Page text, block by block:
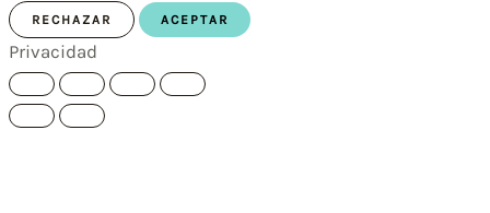
RECHAZAR ACEPTAR
Privacidad